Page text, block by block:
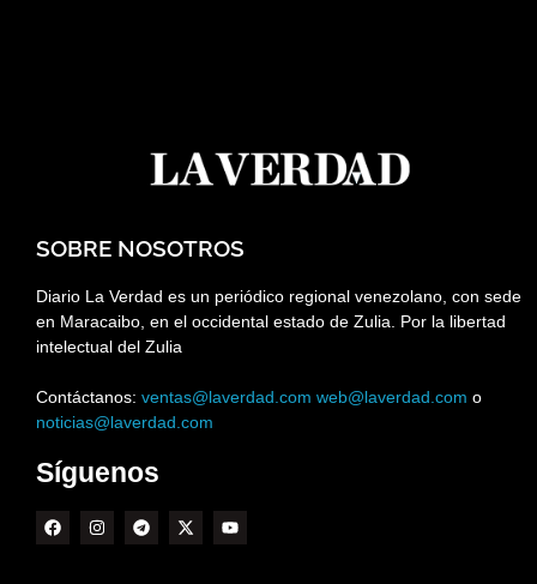
SOBRE NOSOTROS
Diario La Verdad es un periódico regional venezolano, con sede
en Maracaibo, en el occidental estado de Zulia. Por la libertad
intelectual del Zulia
Contáctanos: ventas@laverdad.com web@laverdad.com o
noticias@laverdad.com
Síguenos